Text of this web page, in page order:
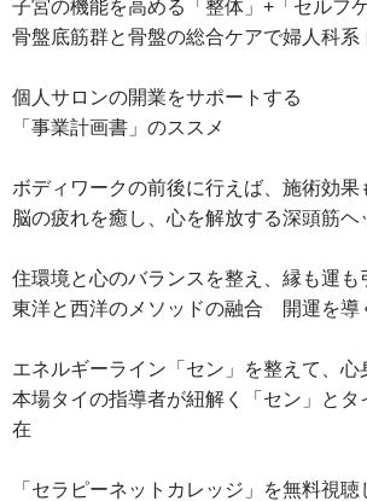
子宮の機能を高める「整体」+「セルフケ
骨盤底筋群と骨盤の総合ケアで婦人科系
個人サロンの開業をサポートする
「事業計画書」のススメ
ボディワークの前後に行えば、施術効果
脳の疲れを癒し、心を解放する深頭筋ヘ
住環境と心のバランスを整え、縁も運も
東洋と西洋のメソッドの融合 開運を導
エネルギーライン「セン」を整えて、心
本場タイの指導者が紐解く「セン」とタ
在
「セラピーネットカレッジ」を無料視